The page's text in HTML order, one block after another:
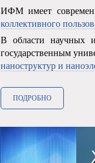
ИФМ имеет
коллективного
В области научных
государственным
наноструктур и
ПОДРОБНО